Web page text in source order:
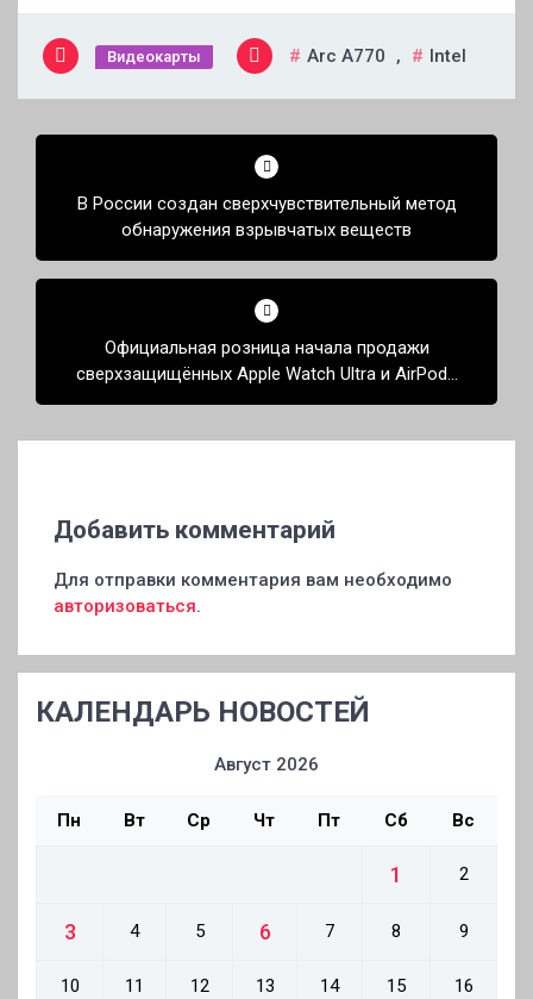
Видеокарты Arc A770 , Intel
Навигация
записямВ России создан сверхчувствительный метод
обнаружения взрывчатых веществ
Официальная розница начала продажи
сверхзащищённых Apple Watch Ultra и AirPods
Pro 2 в России
Добавить комментарий
Для отправки комментария вам необходимо
авторизоваться.
КАЛЕНДАРЬ НОВОСТЕЙ
Август 2026
Пн Вт Ср Чт Пт Сб Вс
1 2
3 4 5 6 7 8 9
10 11 12 13 14 15 16